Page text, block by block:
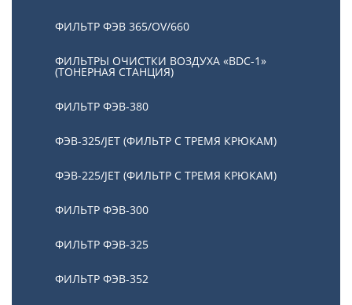
ФИЛЬТР ФЭВ 365/OV/660
ФИЛЬТРЫ ОЧИСТКИ ВОЗДУХА «BDC-1»
(ТОНЕРНАЯ СТАНЦИЯ)
ФИЛЬТР ФЭВ-380
ФЭВ-325/JET (ФИЛЬТР С ТРЕМЯ КРЮКАМ)
ФЭВ-225/JET (ФИЛЬТР С ТРЕМЯ КРЮКАМ)
ФИЛЬТР ФЭВ-300
ФИЛЬТР ФЭВ-325
ФИЛЬТР ФЭВ-352